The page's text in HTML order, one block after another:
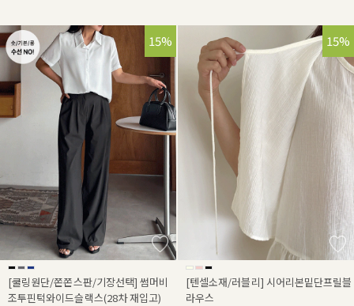
28%
15%
[쿨링원단/쫀쫀스판/기장선택] 썸머비
조투핀턱와이드슬랙스(28차 재입고)
15%
[텐셀소재/러블리] 시어리본밑단프릴블
라우스